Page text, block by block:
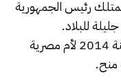
رئيس الجمهورية
للبلاد.
وأن مَن وُلد بعد صدور القانون 154 لسنة 2014 لأم مصرية
منح.